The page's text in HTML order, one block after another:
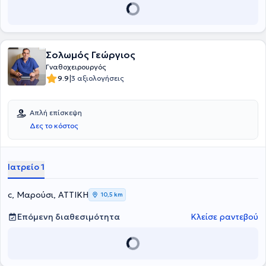
Σολωμός Γεώργιος
Γναθοχειρουργός
9.9|3 αξιολογήσεις
Απλή επίσκεψη
Δες το κόστος
Ιατρείο 1
c, Μαρούσι, ΑΤΤΙΚΗ 10,5 km
Επόμενη διαθεσιμότητα Κλείσε ραντεβού